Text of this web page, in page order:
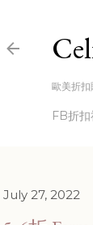
歐美折
FB折扣
July 27, 2022